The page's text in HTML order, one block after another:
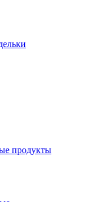
продукты